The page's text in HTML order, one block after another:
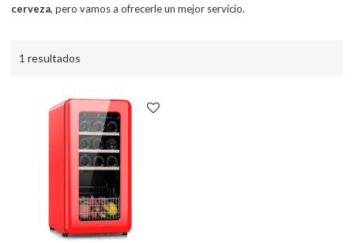
cerveza, pero vamos a ofrecerle un mejor servicio.
1 resultados